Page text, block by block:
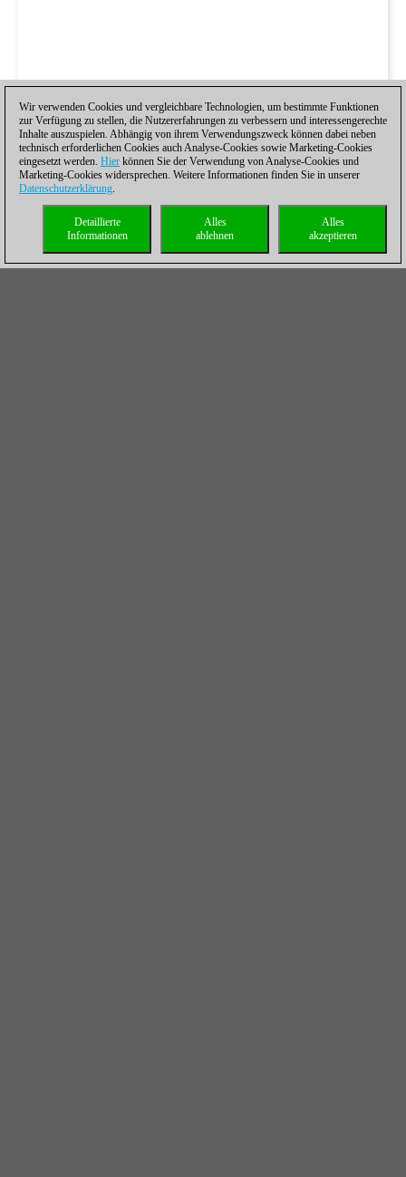
Wir verwenden Cookies und vergleichbare Technologien, um bestimmte Funktionen
zur Verfügung zu stellen, die Nutzererfahrungen zu verbessern und interessengerechte
Inhalte auszuspielen. Abhängig von ihrem Verwendungszweck können dabei neben
technisch erforderlichen Cookies auch Analyse-Cookies sowie Marketing-Cookies
eingesetzt werden. Hier können Sie der Verwendung von Analyse-Cookies und
Marketing-Cookies widersprechen. Weitere Informationen finden Sie in unserer
Datenschutzerklärung.
Alles
akzeptieren
Alles
ablehnen
Detaillierte
Informationen